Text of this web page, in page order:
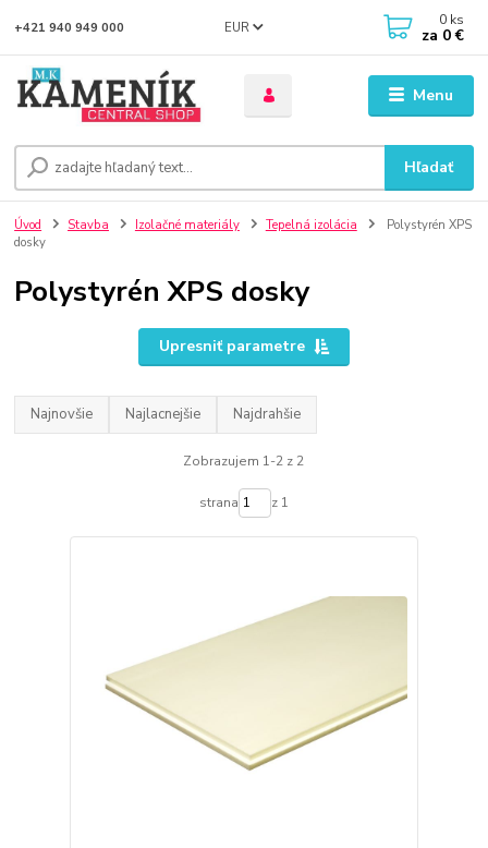
Menu
EUR
Hľadať
+421 940 949 000 0 ks
za 0 €
Úvod Stavba Izolačné materiály Tepelná izolácia
Polystyrén XPS
dosky
Polystyrén XPS dosky
Upresniť parametre
Najnovšie Najlacnejšie Najdrahšie
Zobrazujem 1-2 z 2
strana z 1